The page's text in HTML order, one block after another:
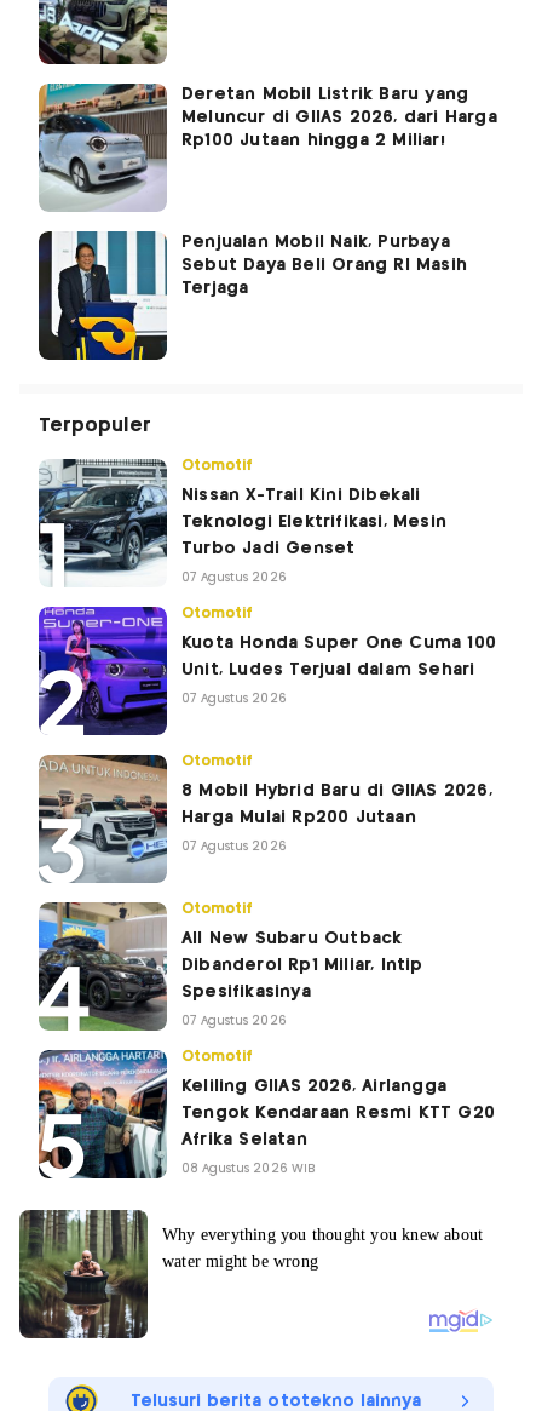
Deretan Mobil Listrik Baru yang
Meluncur di GIIAS 2026, dari Harga
Rp100 Jutaan hingga 2 Miliar!
Penjualan Mobil Naik, Purbaya
Sebut Daya Beli Orang RI Masih
Terjaga
Terpopuler
Otomotif
Nissan X-Trail Kini Dibekali
Teknologi Elektrifikasi, Mesin
Turbo Jadi Genset
07 Agustus 2026
Otomotif
Kuota Honda Super One Cuma 100
Unit, Ludes Terjual dalam Sehari
07 Agustus 2026
Otomotif
8 Mobil Hybrid Baru di GIIAS 2026,
Harga Mulai Rp200 Jutaan
07 Agustus 2026
Otomotif
All New Subaru Outback
Dibanderol Rp1 Miliar, Intip
Spesifikasinya
07 Agustus 2026
Otomotif
Keliling GIIAS 2026, Airlangga
Tengok Kendaraan Resmi KTT G20
Afrika Selatan
08 Agustus 2026 WIB
Telusuri berita ototekno lainnya